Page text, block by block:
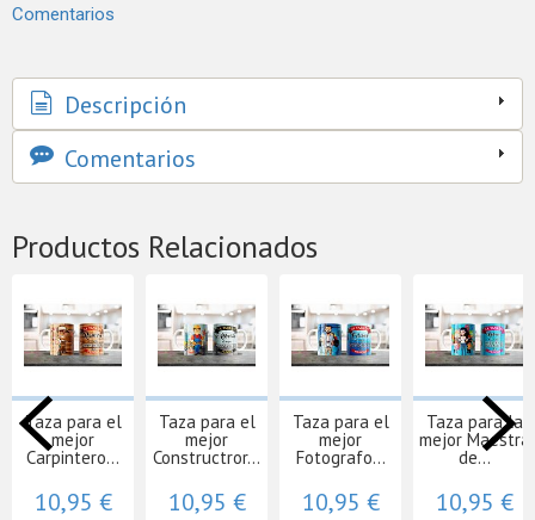
Comentarios
Descripción
Comentarios
Productos Relacionados
Taza para el
mejor
Carpintero...
10,95 €
Taza para el
mejor
Constructror...
10,95 €
Taza para el
mejor
Fotografo...
10,95 €
Taza para la
mejor Maestra
de...
10,95 €